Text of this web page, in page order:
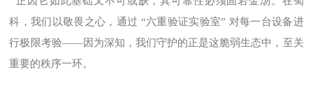
科，我们以敬畏之心，通过 “六重验证实验室” 对每一台设备进
行极限考验——因为深知，我们守护的正是这脆弱生态中，至关
重要的秩序一环。